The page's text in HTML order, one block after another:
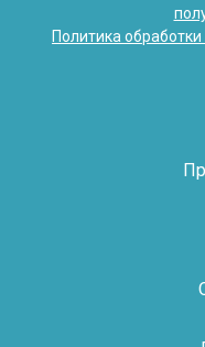
Политика